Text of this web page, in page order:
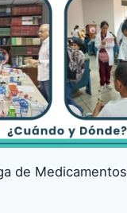
de Medicamentos